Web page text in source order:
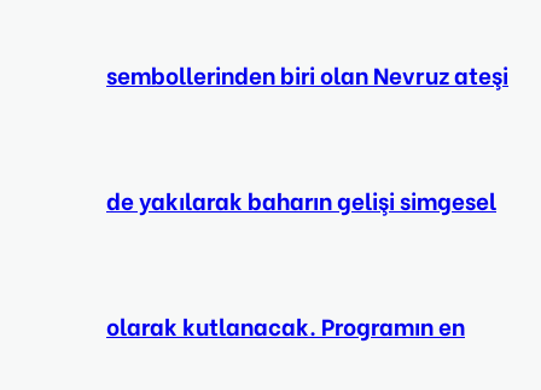
sembollerinden biri olan Nevruz ateşi
de yakılarak baharın gelişi simgesel
olarak kutlanacak. Programın en